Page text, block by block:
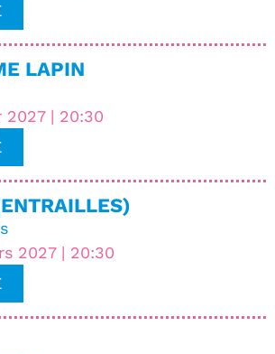
2027 | 20:30
LAPIN
2027 | 20:30